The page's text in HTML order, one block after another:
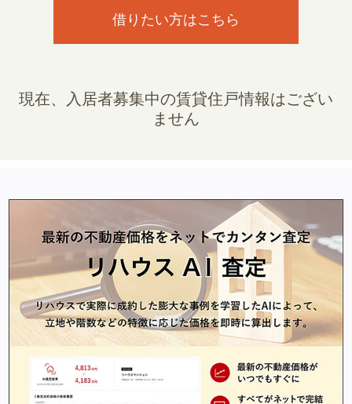
借りたい方はこちら
現在、入居者募集中の賃貸住戸情報はござい
ません